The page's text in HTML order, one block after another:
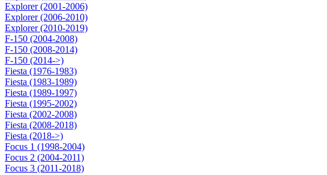
Explorer (2001-2006)
Explorer (2006-2010)
Explorer (2010-2019)
F-150 (2004-2008)
F-150 (2008-2014)
F-150 (2014->)
Fiesta (1976-1983)
Fiesta (1983-1989)
Fiesta (1989-1997)
Fiesta (1995-2002)
Fiesta (2002-2008)
Fiesta (2008-2018)
Fiesta (2018->)
Focus 1 (1998-2004)
Focus 2 (2004-2011)
Focus 3 (2011-2018)